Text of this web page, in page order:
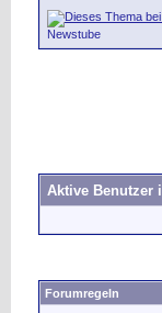
Newstube
Aktive Benutzer
Forumregeln